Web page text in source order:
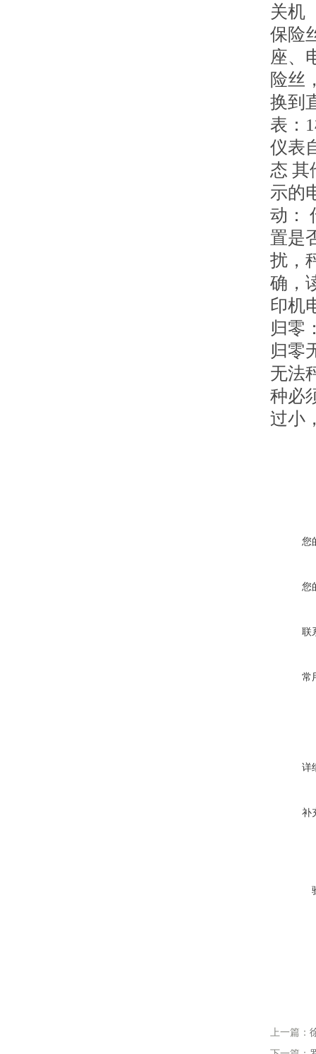
关机
保险
座、
险丝
换到
表：
仪表
态 其
示的
动：
置是
扰，
确，
印机
归零
归零
无法
种必
过小
您
您
联
常
详
补
上一篇：